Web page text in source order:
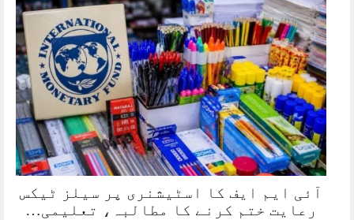
آئی ایم ایف کا اسٹیشنری پر سیلز ٹیکس
رعایت ختم کرنے کا مطالبہ، تعلیمی…